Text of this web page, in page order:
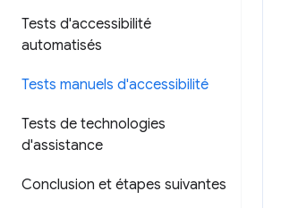
Tests d'accessibilité
automatisés
Tests manuels d'accessibilité
Tests de technologies
d'assistance
Conclusion et étapes suivantes